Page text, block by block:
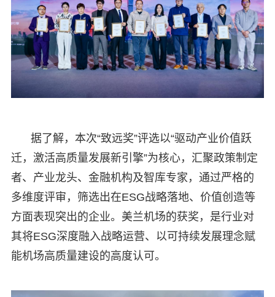
据了解，本次“致远奖”评选以“驱动产业价值跃
迁，激活高质量发展新引擎”为核心，汇聚政策制定
者、产业龙头、金融机构及智库专家，通过严格的
多维度评审，筛选出在ESG战略落地、价值创造等
方面表现突出的企业。美兰机场的获奖，是行业对
其将ESG深度融入战略运营、以可持续发展理念赋
能机场高质量建设的高度认可。